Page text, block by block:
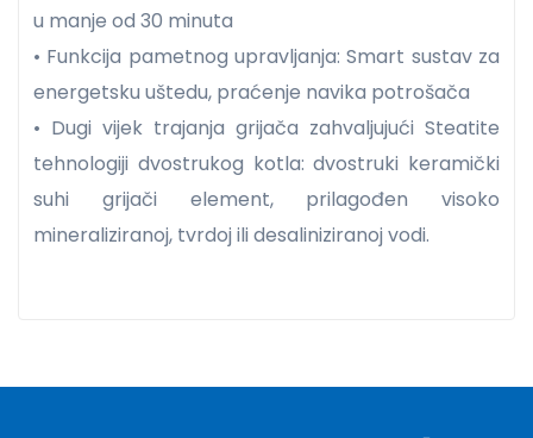
u manje od 30 minuta
• Funkcija pametnog upravljanja: Smart sustav za
energetsku uštedu, praćenje navika potrošača
• Dugi vijek trajanja grijača zahvaljujući Steatite
tehnologiji dvostrukog kotla: dvostruki keramički
suhi grijači element, prilagođen visoko
mineraliziranoj, tvrdoj ili desaliniziranoj vodi.